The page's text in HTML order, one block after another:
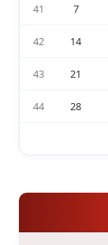
41 7
42 14
43 21
44 28